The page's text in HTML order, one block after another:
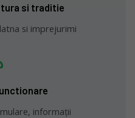
si traditie
si imprejurimi
informații